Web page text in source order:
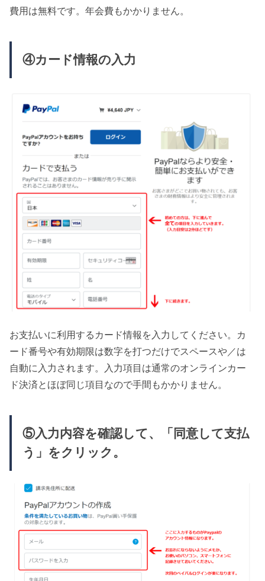
費用は無料です。年会費もかかりません。
④カード情報の入力
お支払いに利用するカード情報を入力してください。カ
ード番号や有効期限は数字を打つだけでスペースや／は
自動に入力されます。入力項目は通常のオンラインカー
ド決済とほぼ同じ項目なので手間もかかりません。
⑤入力内容を確認して、「同意して支払
う」をクリック。